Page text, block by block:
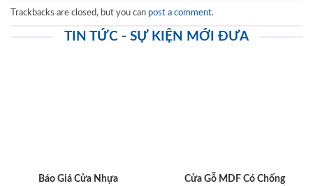
Trackbacks are closed, but you can post a comment.
TIN TỨC - SỰ KIỆN MỚI ĐƯA
Báo Giá Cửa Nhựa
Cửa Gỗ MDF Có Chống